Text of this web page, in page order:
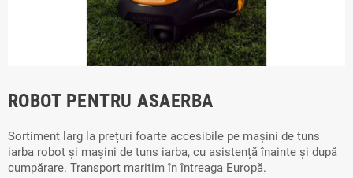
ROBOT PENTRU ASAERBA
Sortiment larg la prețuri foarte accesibile pe mașini de tuns
iarba robot și mașini de tuns iarba, cu asistență înainte și după
cumpărare. Transport maritim în întreaga Europă.